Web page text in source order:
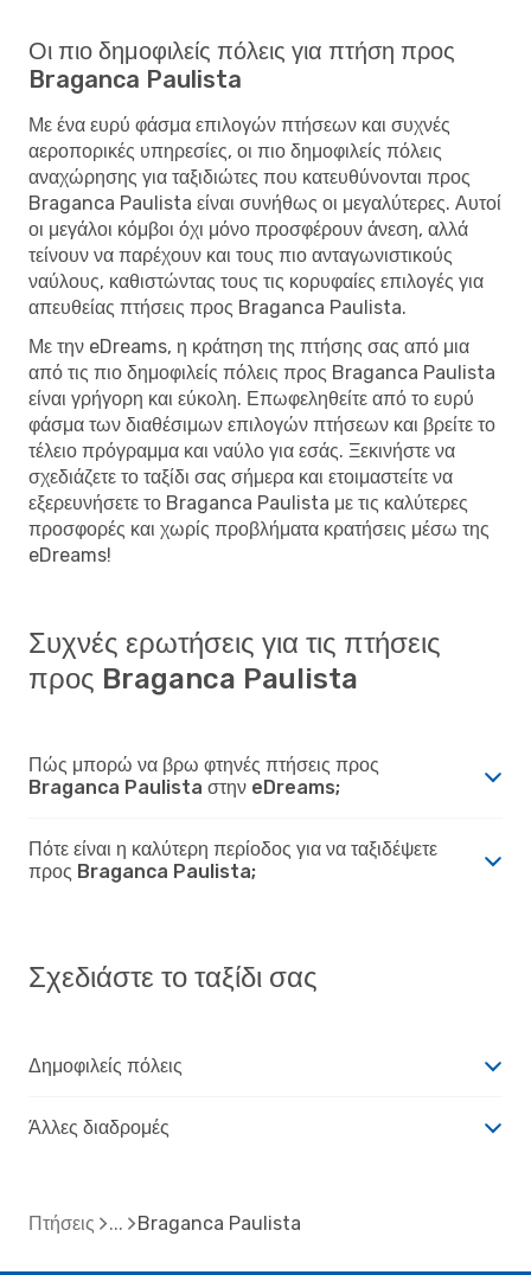
Οι πιο δημοφιλείς πόλεις για πτήση προς
Braganca Paulista
Με ένα ευρύ φάσμα επιλογών πτήσεων και συχνές
αεροπορικές υπηρεσίες, οι πιο δημοφιλείς πόλεις
αναχώρησης για ταξιδιώτες που κατευθύνονται προς
Braganca Paulista είναι συνήθως οι μεγαλύτερες. Αυτοί
οι μεγάλοι κόμβοι όχι μόνο προσφέρουν άνεση, αλλά
τείνουν να παρέχουν και τους πιο ανταγωνιστικούς
ναύλους, καθιστώντας τους τις κορυφαίες επιλογές για
απευθείας πτήσεις προς Braganca Paulista.
Με την eDreams, η κράτηση της πτήσης σας από μια
από τις πιο δημοφιλείς πόλεις προς Braganca Paulista
είναι γρήγορη και εύκολη. Επωφεληθείτε από το ευρύ
φάσμα των διαθέσιμων επιλογών πτήσεων και βρείτε το
τέλειο πρόγραμμα και ναύλο για εσάς. Ξεκινήστε να
σχεδιάζετε το ταξίδι σας σήμερα και ετοιμαστείτε να
εξερευνήσετε το Braganca Paulista με τις καλύτερες
προσφορές και χωρίς προβλήματα κρατήσεις μέσω της
eDreams!
Συχνές ερωτήσεις για τις πτήσεις
προς Braganca Paulista
Πώς μπορώ να βρω φτηνές πτήσεις προς
Braganca Paulista στην eDreams;
Πότε είναι η καλύτερη περίοδος για να ταξιδέψετε
προς Braganca Paulista;
Σχεδιάστε το ταξίδι σας
Δημοφιλείς πόλεις
Άλλες διαδρομές
Πτήσεις Braganca Paulista